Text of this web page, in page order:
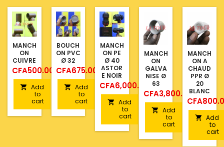
MANCH
ON
CUIVRE
Price
CFA500.00
 Add
to
cart
BOUCH
ON PVC
Ø 32
Price
CFA675.00
 Add
to
cart
MANCH
ON PE
Ø 40
ASTOR
E NOIR
Price
CFA6,000.00

Add
to
cart
MANCH
ON
GALVA
NISE Ø
63
Price
CFA3,800.00
 Add
to
cart
MANCH
ON A
CHAUD
PPR Ø
20
BLANC
Price

Add
to
cart